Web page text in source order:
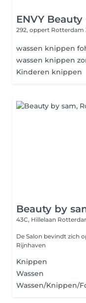
ENVY
292, oppert Rotterdam
wassen knippen
wassen knippen
Kinderen knippen
Beauty by
43C, Hillelaan
De Salon bevindt zich
Rijnhaven
Knippen
Wassen
Wassen/Knippen/